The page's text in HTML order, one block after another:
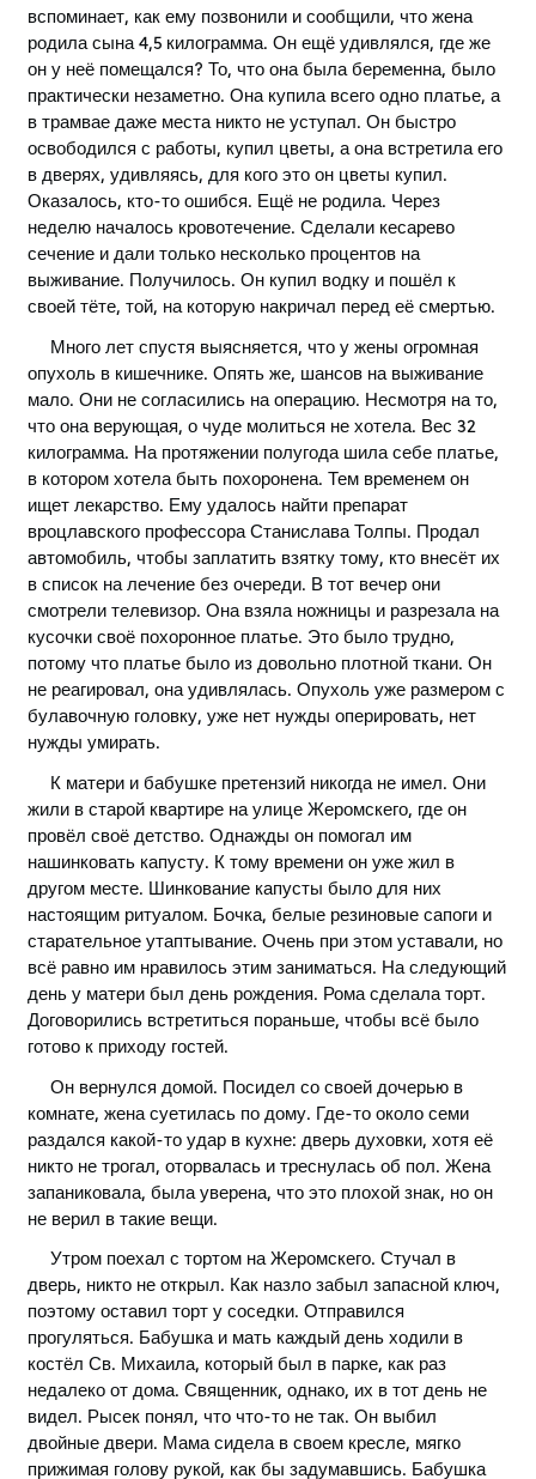
вспоминает, как ему позвонили и сообщили, что жена
родила сына 4,5 килограмма. Он ещё удивлялся, где же
он у неё помещался? То, что она была беременна, было
практически незаметно. Она купила всего одно платье, а
в трамвае даже места никто не уступал. Он быстро
освободился с работы, купил цветы, а она встретила его
в дверях, удивляясь, для кого это он цветы купил.
Оказалось, кто-то ошибся. Ещё не родила. Через
неделю началось кровотечение. Сделали кесарево
сечение и дали только несколько процентов на
выживание. Получилось. Он купил водку и пошёл к
своей тёте, той, на которую накричал перед её смертью.
Много лет спустя выясняется, что у жены огромная
опухоль в кишечнике. Опять же, шансов на выживание
мало. Они не согласились на операцию. Несмотря на то,
что она верующая, о чуде молиться не хотела. Вес 32
килограмма. На протяжении полугода шила себе платье,
в котором хотела быть похоронена. Тем временем он
ищет лекарство. Ему удалось найти препарат
вроцлавского профессора Станислава Толпы. Продал
автомобиль, чтобы заплатить взятку тому, кто внесёт их
в список на лечение без очереди. В тот вечер они
смотрели телевизор. Она взяла ножницы и разрезала на
кусочки своё похоронное платье. Это было трудно,
потому что платье было из довольно плотной ткани. Он
не реагировал, она удивлялась. Опухоль уже размером с
булавочную головку, уже нет нужды оперировать, нет
нужды умирать.
К матери и бабушке претензий никогда не имел. Они
жили в старой квартире на улице Жеромскего, где он
провёл своё детство. Однажды он помогал им
нашинковать капусту. К тому времени он уже жил в
другом месте. Шинкование капусты было для них
настоящим ритуалом. Бочка, белые резиновые сапоги и
старательное утаптывание. Очень при этом уставали, но
всё равно им нравилось этим заниматься. На следующий
день у матери был день рождения. Рома сделала торт.
Договорились встретиться пораньше, чтобы всё было
готово к приходу гостей.
Он вернулся домой. Посидел со своей дочерью в
комнате, жена суетилась по дому. Где-то около семи
раздался какой-то удар в кухне: дверь духовки, хотя её
никто не трогал, оторвалась и треснулась об пол. Жена
запаниковала, была уверена, что это плохой знак, но он
не верил в такие вещи.
Утром поехал с тортом на Жеромскего. Стучал в
дверь, никто не открыл. Как назло забыл запасной ключ,
поэтому оставил торт у соседки. Отправился
прогуляться. Бабушка и мать каждый день ходили в
костёл Св. Михаила, который был в парке, как раз
недалеко от дома. Священник, однако, их в тот день не
видел. Рысек понял, что что-то не так. Он выбил
двойные двери. Мама сидела в своем кресле, мягко
прижимая голову рукой, как бы задумавшись. Бабушка